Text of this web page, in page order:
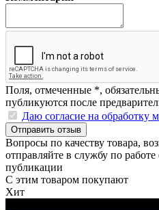
Поля, отмеченные *,
публикуются после
Даю согласие на обработку
Отправить отзыв
Вопросы по качеству товара,
отправляйте в службу по
публикации
С этим товаром покупают
Хит